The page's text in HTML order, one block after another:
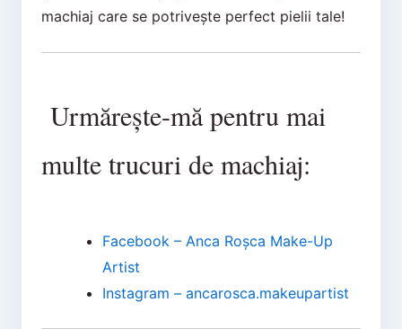
machiaj care se potrivește perfect pielii tale!
Urmărește-mă pentru mai
multe trucuri de machiaj:
Facebook – Anca Roșca Make-Up
Artist
Instagram – ancarosca.makeupartist